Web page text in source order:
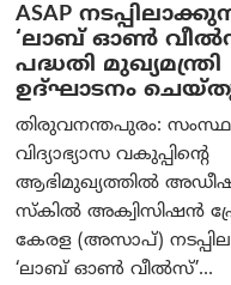
ASAP
‘ലാബ് ഓൺ
പദ്ധതി മുഖ്യമന്ത്രി
ഉദ്ഘാടനം
തിരുവനന്തപുരം:
വിദ്യാഭ്യാസ വകുപ്പിന്റെ
ആഭിമുഖ്യത്തിൽ
സ്കിൽ അക്വിസിഷൻ
കേരള (അസാപ്)
‘ലാബ് ഓൺ വീൽസ്’...